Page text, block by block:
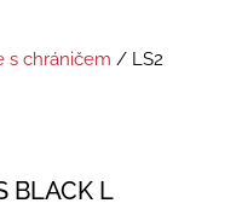
s chráničem / LS2
BLACK L